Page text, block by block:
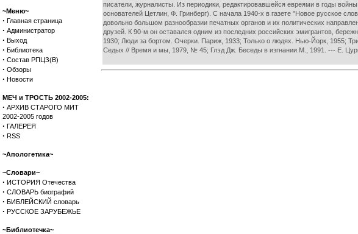
~Меню~
· Главная страница
· Администратор
· Выход
· Библиотека
· Состав РПЦЗ(В)
· Обзоры
· Новости
МЕЧ и ТРОСТЬ 2002-2005:
· АРХИВ СТАРОГО МИТ
2002-2005 годов
· ГАЛЕРЕЯ
· RSS
~Апологетика~
~Словари~
· ИСТОРИЯ Отечества
· СЛОВАРЬ биографий
· БИБЛЕЙСКИЙ словарь
· РУССКОЕ ЗАРУБЕЖЬЕ
~Библиотечка~
писатели, журналисты. Из периодики, редактировавшейся евреями в годы
основателей Цетлин, Ф. Гринберг). С начала 1940-х в газете "Новое русское
довольно большом разнообразии печатных органов и их политических
друзей. К 90-м он оставался одним из последних российских эмигрантов,
1930; Люди за бортом. Очерки. Париж, 1933; Только о людях. Нью-Йорк,
Седых // Время и мы, 1979, № 45; Глэд Дж. Беседы в изгнании.М., 1991. --- Е.